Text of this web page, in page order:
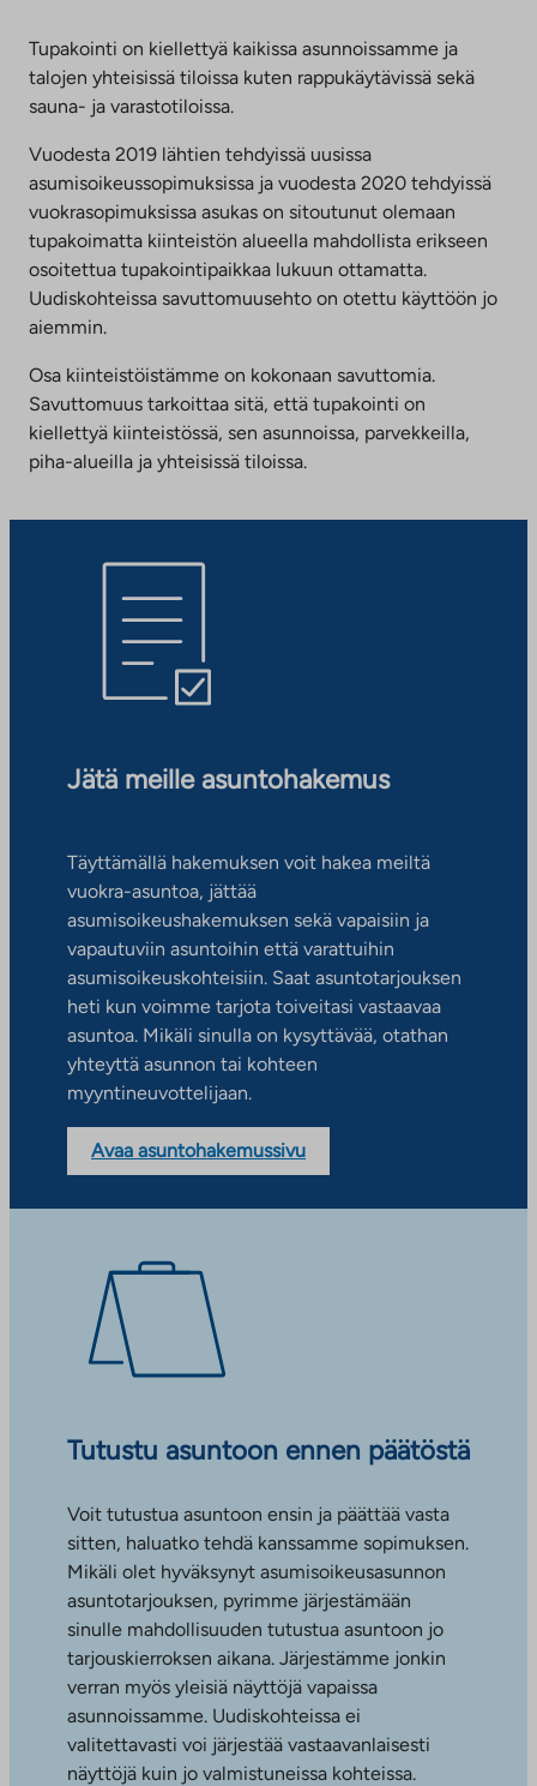
Tupakointi on kiellettyä kaikissa asunnoissamme ja
talojen yhteisissä tiloissa kuten rappukäytävissä sekä
sauna- ja varastotiloissa.
Vuodesta 2019 lähtien tehdyissä uusissa
asumisoikeussopimuksissa ja vuodesta 2020 tehdyissä
vuokrasopimuksissa asukas on sitoutunut olemaan
tupakoimatta kiinteistön alueella mahdollista erikseen
osoitettua tupakointipaikkaa lukuun ottamatta.
Uudiskohteissa savuttomuusehto on otettu käyttöön jo
aiemmin.
Osa kiinteistöistämme on kokonaan savuttomia.
Savuttomuus tarkoittaa sitä, että tupakointi on
kiellettyä kiinteistössä, sen asunnoissa, parvekkeilla,
piha-alueilla ja yhteisissä tiloissa.
Jätä meille asuntohakemus
Täyttämällä hakemuksen voit hakea meiltä
vuokra-asuntoa, jättää
asumisoikeushakemuksen sekä vapaisiin ja
vapautuviin asuntoihin että varattuihin
asumisoikeuskohteisiin. Saat asuntotarjouksen
heti kun voimme tarjota toiveitasi vastaavaa
asuntoa. Mikäli sinulla on kysyttävää, otathan
yhteyttä asunnon tai kohteen
myyntineuvottelijaan.
Avaa asuntohakemussivu
Tutustu asuntoon ennen päätöstä
Voit tutustua asuntoon ensin ja päättää vasta
sitten, haluatko tehdä kanssamme sopimuksen.
Mikäli olet hyväksynyt asumisoikeusasunnon
asuntotarjouksen, pyrimme järjestämään
sinulle mahdollisuuden tutustua asuntoon jo
tarjouskierroksen aikana. Järjestämme jonkin
verran myös yleisiä näyttöjä vapaissa
asunnoissamme. Uudiskohteissa ei
valitettavasti voi järjestää vastaavanlaisesti
näyttöjä kuin jo valmistuneissa kohteissa.